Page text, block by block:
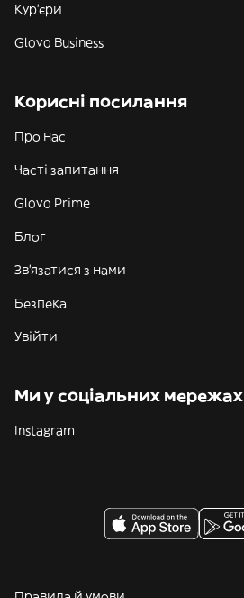
Кур'єри
Glovo Business
Корисні посилання
Про нас
Часті запитання
Glovo Prime
Блог
Зв'язатися з нами
Безпека
Увійти
Ми у соціальних мережах
Instagram